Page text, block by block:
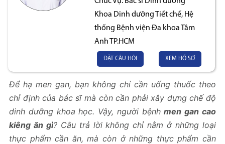
Khoa Dinh dưỡng Tiết chế, Hệ
thống Bệnh viện Đa khoa Tâm
Anh TP.HCM
ĐẶT CÂU HỎI XEM HỒ SƠ
Để hạ men gan, bạn không chỉ cần uống thuốc theo
chỉ định của bác sĩ mà còn cần phải xây dựng chế độ
dinh dưỡng khoa học. Vậy, người bệnhmen gan cao
kiêng ăn gì? Câu trả lời không chỉ nằm ở những loại
thực phẩm cần ăn, mà còn ở những thực phẩm cần